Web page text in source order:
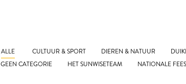
ALLE CULTUUR & SPORT DIEREN & NATUUR
GEEN CATEGORIE
HET SUNWISETEAM NATIONALE